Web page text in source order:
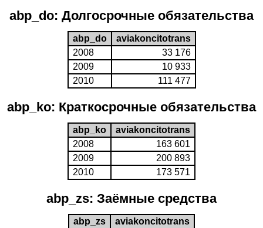
abp_do: Долгосрочные обязательства
abp_do
aviakoncitotrans
2008
33 176
2009
10 933
2010
111 477
abp_ko: Краткосрочные обязательства
abp_ko
aviakoncitotrans
2008
163 601
2009
200 893
2010
173 571
abp_zs: Заёмные средства
abp_zs
aviakoncitotrans